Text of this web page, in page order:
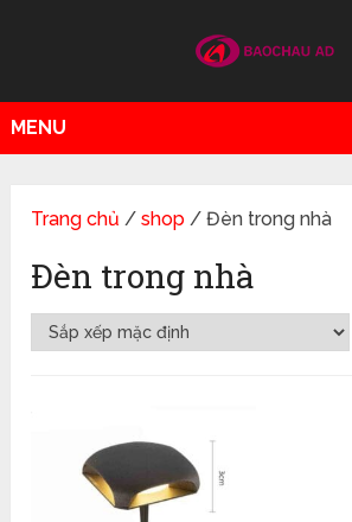
MENU
Trang chủ /shop / Đèn trong nhà
Đèn trong nhà